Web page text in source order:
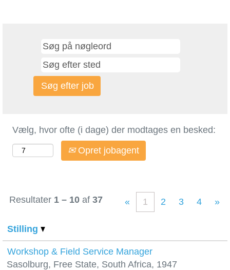
Vælg, hvor ofte (i dage) der modtages en besked:
Opret jobagent
Resultater 1 – 10 af 37 « 1 2 3 4 »
Stilling
Workshop & Field Service Manager
Sasolburg, Free State, South Africa, 1947